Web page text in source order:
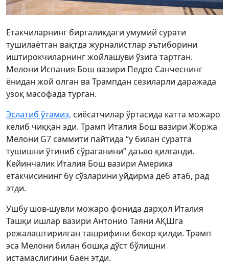
Етакчиларнинг биргаликдаги умумий сурати
тушилаётган вақтда журналистлар эътиборини
иштирокчиларнинг жойлашуви ўзига тартган.
Мелони Испания Бош вазири Педро Санчеснинг
ёнидан жой олган ва Трампдан сезиларли даражада
узоқ масофада турган.
Эслатиб ўтамиз, сиёсатчилар ўртасида катта можаро
келиб чиққан эди. Трамп Италия Бош вазири Жоржа
Мелони G7 саммити пайтида “у билан суратга
тушишни ўтиниб сўраганини” даъво қилганди.
Кейинчалик Италия Бош вазири Америка
етакчисининг бу сўзларини уйдирма деб атаб, рад
этди.
Ушбу шов-шувли можаро фонида дарҳол Италия
Ташқи ишлар вазири Антонио Таяни АҚШга
режалаштирилган ташрифини бекор қилди. Трамп
эса Мелони билан бошқа дўст бўлишни
истамаслигини баён этди.